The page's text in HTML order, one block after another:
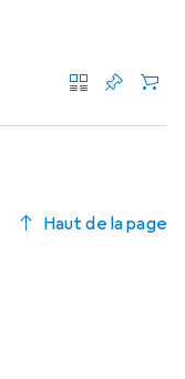
Haut de la page